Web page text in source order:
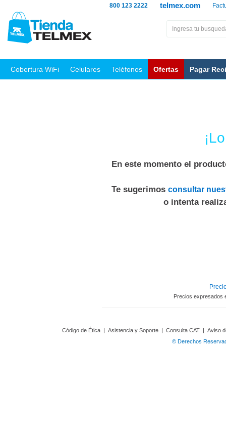
telmex.com
800 123 2222
Cobertura WiFi Celulares Teléfonos Ofertas Pagar
En este momento el
Te sugerimos consultar
o intenta
Precios expresados
Código de Ética | Asistencia y Soporte | Consulta CAT | Aviso
© Derechos